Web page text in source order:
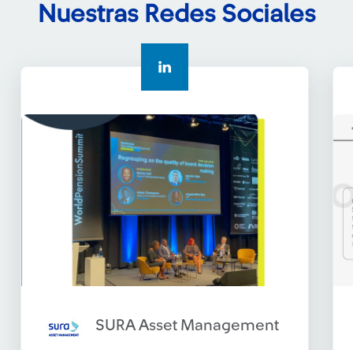
Nuestras Redes Sociales
SURA Asset Management